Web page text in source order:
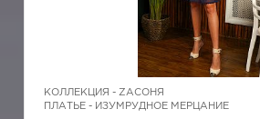
КОЛЛЕКЦИЯ - ZAСОНЯ
ПЛАТЬЕ - ИЗУМРУДНОЕ МЕРЦАНИЕ